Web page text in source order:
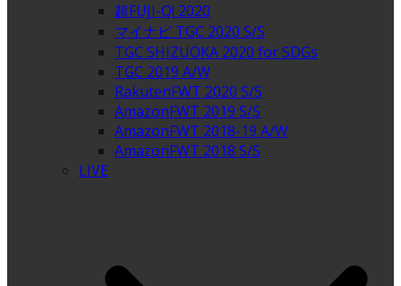
超FUJI-Q! 2020
マイナビ TGC 2020 S/S
TGC SHIZUOKA 2020 for SDGs
TGC 2019 A/W
RakutenFWT 2020 S/S
AmazonFWT 2019 S/S
AmazonFWT 2018-19 A/W
AmazonFWT 2018 S/S
LIVE